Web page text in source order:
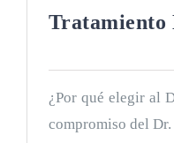
Tratamiento
¿Por qué elegir al
compromiso del Dr.